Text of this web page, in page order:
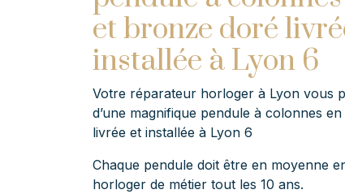
et bronze doré
installée à Lyon 6
Votre réparateur horloger à Lyon vous
d’une magnifique pendule à colonnes
livrée et installée à Lyon 6
Chaque pendule doit être en moyenne
horloger de métier tout les 10 ans.